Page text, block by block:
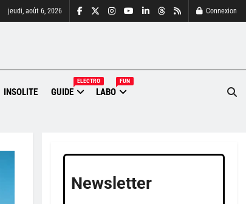
jeudi, août 6, 2026 Connexion
INSOLITE GUIDE
ELECTRO
LABO
FUN
Newsletter